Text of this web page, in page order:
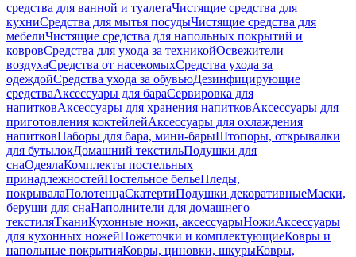
средства для ванной и туалетаЧистящие средства для
кухниСредства для мытья посудыЧистящие средства для
мебелиЧистящие средства для напольных покрытий и
ковровСредства для ухода за техникойОсвежители
воздухаСредства от насекомыхСредства ухода за
одеждойСредства ухода за обувьюДезинфицирующие
средстваАксессуары для бараСервировка для
напитковАксессуары для хранения напитковАксессуары для
приготовления коктейлейАксессуары для охлаждения
напитковНаборы для бара, мини-барыШтопоры, открывалки
для бутылокДомашний текстильПодушки для
снаОдеялаКомплекты постельных
принадлежностейПостельное бельеПледы,
покрывалаПолотенцаСкатертиПодушки декоративныеМаски,
беруши для снаНаполнители для домашнего
текстиляТканиКухонные ножи, аксессуарыНожиАксессуары
для кухонных ножейНожеточки и комплектующиеКовры и
напольные покрытияКовры, циновки, шкурыКовры,